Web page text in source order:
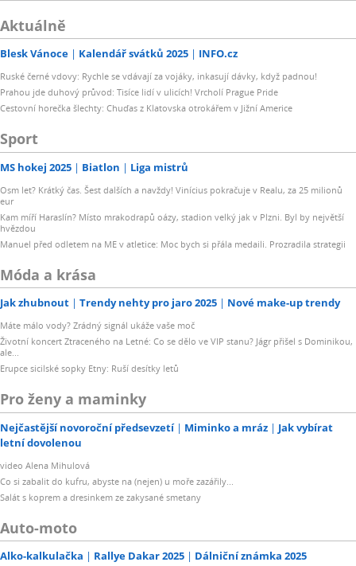
Aktuálně
Blesk Vánoce Kalendář svátků 2025 INFO.cz
Ruské černé vdovy: Rychle se vdávají za vojáky, inkasují dávky, když padnou!
Prahou jde duhový průvod: Tisíce lidí v ulicích! Vrcholí Prague Pride
Cestovní horečka šlechty: Chuďas z Klatovska otrokářem v Jižní Americe
Sport
MS hokej 2025 Biatlon Liga mistrů
Osm let? Krátký čas. Šest dalších a navždy! Vinícius pokračuje v Realu, za 25 milionů
eur
Kam míří Haraslín? Místo mrakodrapů oázy, stadion velký jak v Plzni. Byl by největší
hvězdou
Manuel před odletem na ME v atletice: Moc bych si přála medaili. Prozradila strategii
Móda a krása
Jak zhubnout Trendy nehty pro jaro 2025 Nové make-up trendy
Máte málo vody? Zrádný signál ukáže vaše moč
Životní koncert Ztraceného na Letné: Co se dělo ve VIP stanu? Jágr přišel s Dominikou,
ale...
Erupce sicilské sopky Etny: Ruší desítky letů
Pro ženy a maminky
Nejčastější novoroční předsevzetí Miminko a mráz
Jak vybírat
letní dovolenou
video Alena Mihulová
Co si zabalit do kufru, abyste na (nejen) u moře zazářily...
Salát s koprem a dresinkem ze zakysané smetany
Auto-moto
Alko-kalkulačka Rallye Dakar 2025 Dálniční známka 2025